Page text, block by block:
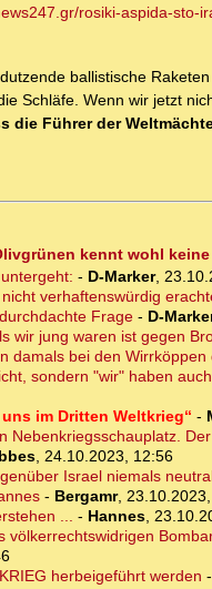
rosiki-aspida-sto-
ballistische
Schläfe. Wenn wir jetzt
die Führer der
kennt wohl
- D-Marker,
verhaftenswürdig
Frage- D-
wir jung waren ist gegen
damals bei den Wirrköppen
sondern "wir" haben
im Dritten Weltkrieg“ -
Nebenkriegsschauplatz.
, 24.10.2023, 12:56
Israel niemals
- Bergamr,
... - Hannes,
völkerrechtswidrigen
herbeigeführt werden -